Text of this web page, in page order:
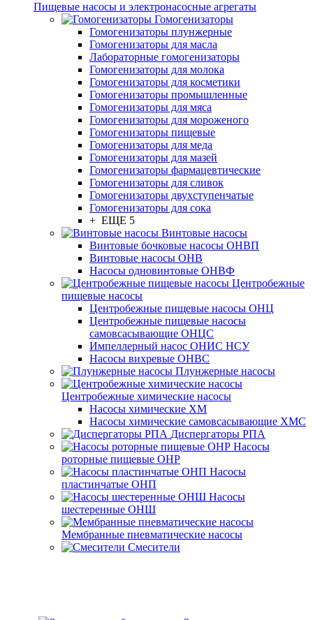
Пищевые насосы и электронасосные агрегаты
Гомогенизаторы
Гомогенизаторы плунжерные
Гомогенизаторы для масла
Лабораторные гомогенизаторы
Гомогенизаторы для молока
Гомогенизаторы для косметики
Гомогенизаторы промышленные
Гомогенизаторы для мяса
Гомогенизаторы для мороженого
Гомогенизаторы пищевые
Гомогенизаторы для меда
Гомогенизаторы для мазей
Гомогенизаторы фармацевтические
Гомогенизаторы для сливок
Гомогенизаторы двухступенчатые
Гомогенизаторы для сока
+ ЕЩЕ 5
Винтовые насосы
Винтовые бочковые насосы ОНВП
Винтовые насосы ОНВ
Насосы одновинтовые ОНВФ
Центробежные
пищевые насосы
Центробежные пищевые насосы ОНЦ
Центробежные пищевые насосы
самовсасывающие ОНЦС
Импеллерный насос ОНИС НСУ
Насосы вихревые ОНВС
Плунжерные насосы
Центробежные химические насосы
Насосы химические ХМ
Насосы химические самовсасывающие ХМС
Диспергаторы РПА
Насосы
роторные пищевые ОНР
Насосы
пластинчатые ОНП
Насосы
шестеренные ОНШ
Мембранные пневматические насосы
Смесители